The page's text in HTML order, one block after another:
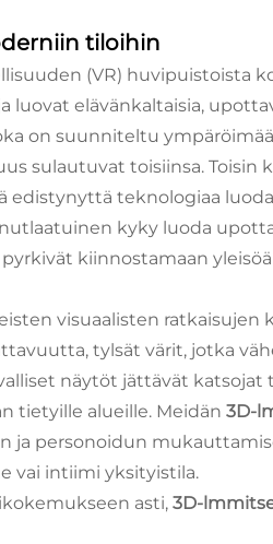
tiloihin
(VR) huvipuistoista
elävänkaltaisia,
on suunniteltu
sulautuvat toisiinsa. Toisin
edistynyttä teknologiaa
kyky luoda
kiinnostamaan
visuaalisten ratkaisujen
tylsät värit, jotka
näytöt jättävät katsojat
tietyille alueille. Meidän 3D-
ja personoidun
vai intiimi yksityistila.
asti, 3D-